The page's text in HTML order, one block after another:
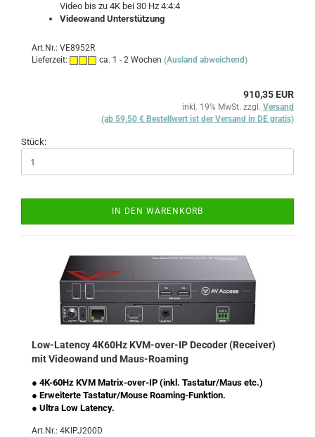
Video bis zu 4K bei 30 Hz 4:4:4
Videowand Unterstützung
Art.Nr.: VE8952R
Lieferzeit:
ca. 1 - 2 Wochen (Ausland abweichend)
910,35 EUR
inkl. 19% MwSt. zzgl. Versand
(ab 59,50 € Bestellwert ist der Versand in DE gratis)
Stück:
IN DEN WARENKORB
Low-Latency 4K60Hz KVM-over-IP Decoder (Receiver)
mit Videowand und Maus-Roaming
● 4K-60Hz KVM Matrix-over-IP (inkl. Tastatur/Maus etc.)
● Erweiterte Tastatur/Mouse Roaming-Funktion.
● Ultra Low Latency.
Art.Nr.: 4KIPJ200D